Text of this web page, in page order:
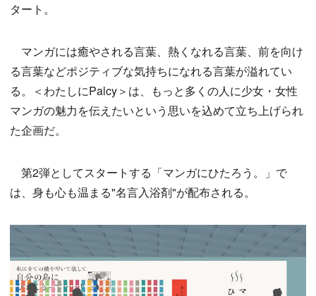
タート。
マンガには癒やされる言葉、熱くなれる言葉、前を向け
る言葉などポジティブな気持ちになれる言葉が溢れてい
る。＜わたしにPalcy＞は、もっと多くの人に少女・女性
マンガの魅力を伝えたいという思いを込めて立ち上げられ
た企画だ。
第2弾としてスタートする「マンガにひたろう。」で
は、身も心も温まる"名言入浴剤"が配布される。